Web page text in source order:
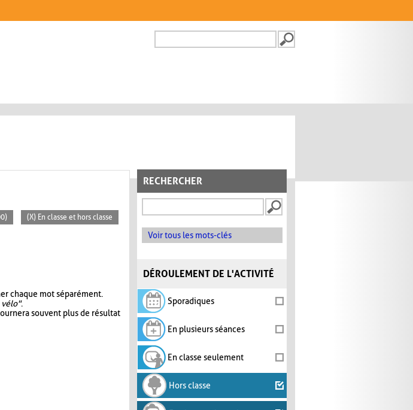
FORMULAIRE DE
RECHERCHER
Voir tous les mots-clés
DÉROULEMENT DE L'ACTIVITÉ
Sporadiques
En plusieurs séances
En classe seulement
Hors classe
(X) En classe et hors classe
chaque mot séparément.
vélo".
souvent plus de résultat